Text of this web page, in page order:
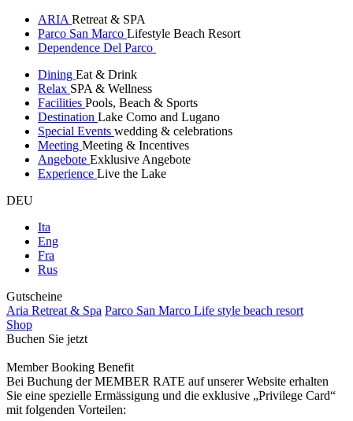
ARIA Retreat & SPA
Parco San Marco Lifestyle Beach Resort
Dependence Del Parco
Dining Eat & Drink
Relax SPA & Wellness
Facilities Pools, Beach & Sports
Destination Lake Como and Lugano
Special Events wedding & celebrations
Meeting Meeting & Incentives
Angebote Exklusive Angebote
Experience Live the Lake
DEU
Ita
Eng
Fra
Rus
Gutscheine
Aria Retreat & Spa Parco San Marco Life style beach resort
Shop
Buchen Sie jetzt
Member Booking Benefit
Bei Buchung der MEMBER RATE auf unserer Website erhalten
Sie eine spezielle Ermässigung und die exklusive „Privilege Card“
mit folgenden Vorteilen: